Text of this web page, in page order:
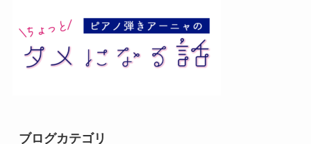
ブログカテゴリ